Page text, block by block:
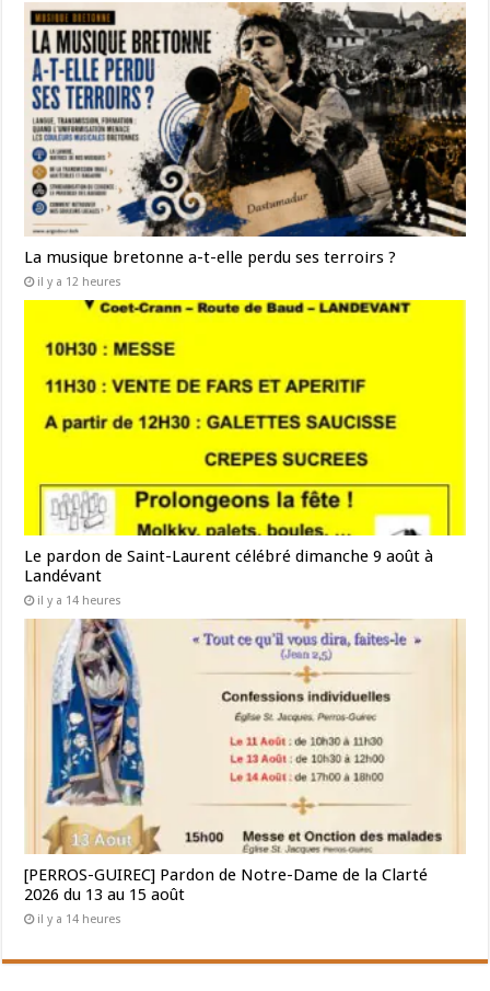
La musique bretonne a-t-elle perdu ses terroirs ?
il y a 12 heures
Le pardon de Saint-Laurent célébré dimanche 9 août à
Landévant
il y a 14 heures
[PERROS-GUIREC] Pardon de Notre-Dame de la Clarté
2026 du 13 au 15 août
il y a 14 heures